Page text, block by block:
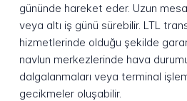
gününde hareket eder. Uzun
veya altı iş günü sürebilir. LTL
hizmetlerinde olduğu şekilde
navlun merkezlerinde hava
dalgalanmaları veya terminal
gecikmeler oluşabilir.